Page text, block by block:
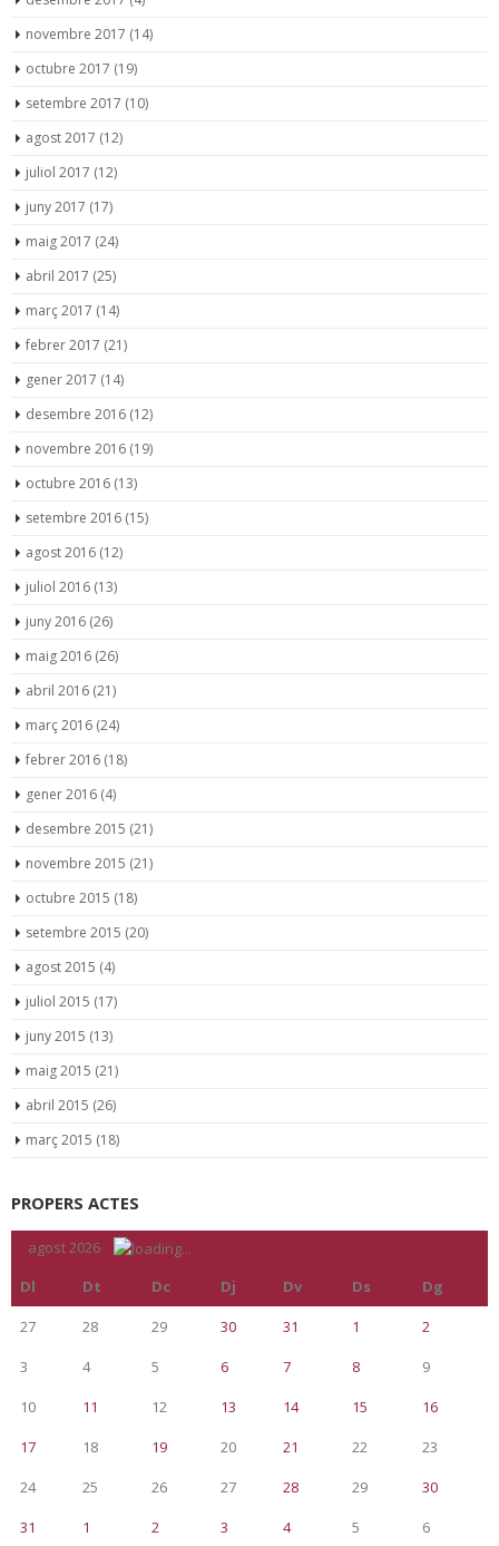
novembre 2017 (14)
octubre 2017 (19)
setembre 2017 (10)
agost 2017 (12)
juliol 2017 (12)
juny 2017 (17)
maig 2017 (24)
abril 2017 (25)
març 2017 (14)
febrer 2017 (21)
gener 2017 (14)
desembre 2016 (12)
novembre 2016 (19)
octubre 2016 (13)
setembre 2016 (15)
agost 2016 (12)
juliol 2016 (13)
juny 2016 (26)
maig 2016 (26)
abril 2016 (21)
març 2016 (24)
febrer 2016 (18)
gener 2016 (4)
desembre 2015 (21)
novembre 2015 (21)
octubre 2015 (18)
setembre 2015 (20)
agost 2015 (4)
juliol 2015 (17)
juny 2015 (13)
maig 2015 (21)
abril 2015 (26)
març 2015 (18)
PROPERS ACTES
agost 2026
Dl
Dt Dc Dj Dv Ds
Dg
27
28 29 30 31 1
2
3
4 5 6 7 8
9
10
11 12 13 14 15
16
17
18 19 20 21 22
23
24
25 26 27 28 29
30
31
1 2 3 4 5
6